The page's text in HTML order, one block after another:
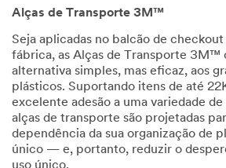
Alças de Transporte 3M™
Seja aplicadas no balcão de
fábrica, as Alças de Transporte 3M™
alternativa simples, mas eficaz, aos
plásticos. Suportando itens de até
excelente adesão a uma variedade
alças de transporte são projetadas
dependência da sua organização de
único — e, portanto, reduzir o
uso único.